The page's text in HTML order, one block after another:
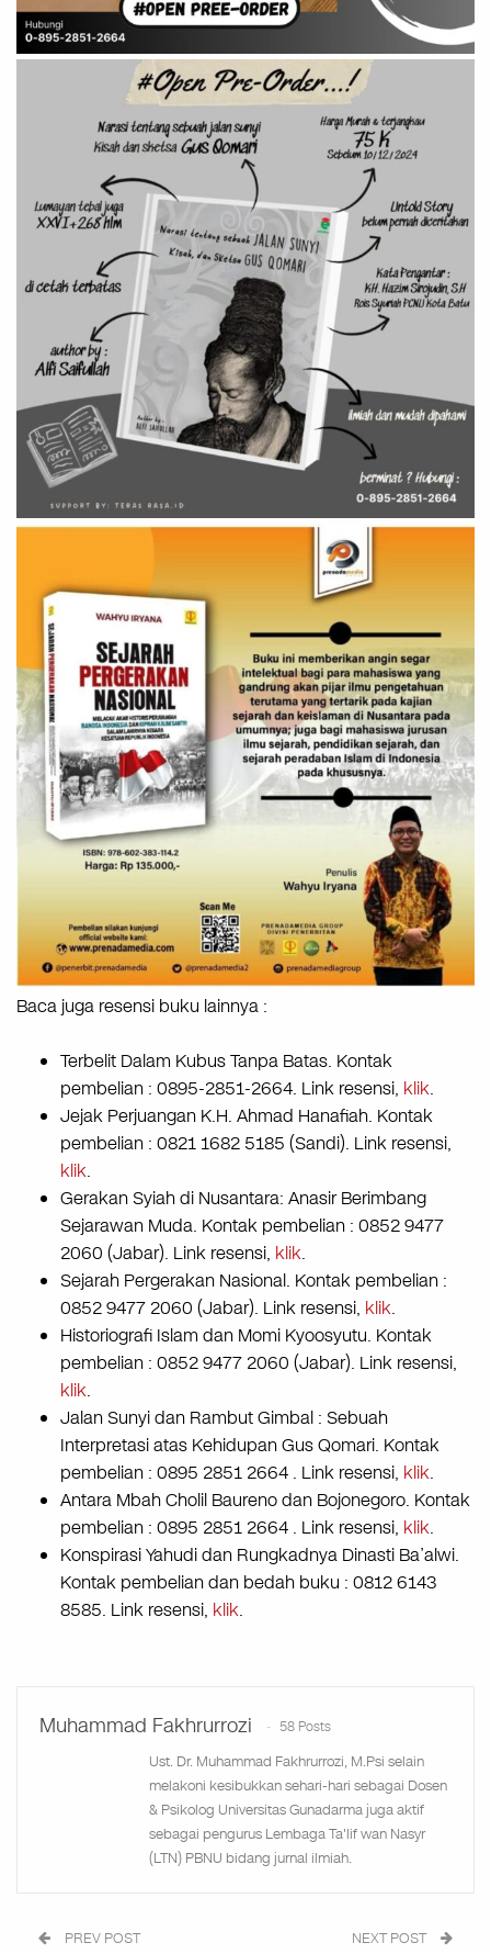
Baca juga resensi buku lainnya :
Terbelit Dalam Kubus Tanpa Batas. Kontak
pembelian : 0895-2851-2664. Link resensi, klik.
Jejak Perjuangan K.H. Ahmad Hanafiah. Kontak
pembelian : 0821 1682 5185 (Sandi). Link resensi,
klik.
Gerakan Syiah di Nusantara: Anasir Berimbang
Sejarawan Muda. Kontak pembelian : 0852 9477
2060 (Jabar). Link resensi, klik.
Sejarah Pergerakan Nasional. Kontak pembelian :
0852 9477 2060 (Jabar). Link resensi, klik.
Historiografi Islam dan Momi Kyoosyutu. Kontak
pembelian : 0852 9477 2060 (Jabar). Link resensi,
klik.
Jalan Sunyi dan Rambut Gimbal : Sebuah
Interpretasi atas Kehidupan Gus Qomari. Kontak
pembelian : 0895 2851 2664 . Link resensi, klik.
Antara Mbah Cholil Baureno dan Bojonegoro. Kontak
pembelian : 0895 2851 2664 . Link resensi, klik.
Konspirasi Yahudi dan Rungkadnya Dinasti Ba’alwi.
Kontak pembelian dan bedah buku : 0812 6143
8585. Link resensi, klik.
Muhammad Fakhrurrozi 58 Posts
Ust. Dr. Muhammad Fakhrurrozi, M.Psi selain
melakoni kesibukkan sehari-hari sebagai Dosen
& Psikolog Universitas Gunadarma juga aktif
sebagai pengurus Lembaga Ta'lif wan Nasyr
(LTN) PBNU bidang jurnal ilmiah.
PREV POST NEXT POST